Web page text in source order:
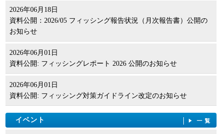
2026年06月18日
資料公開：2026/05 フィッシング報告状況（月次報告書）公開の
お知らせ
2026年06月01日
資料公開: フィッシングレポート 2026 公開のお知らせ
2026年06月01日
資料公開: フィッシング対策ガイドライン改定のお知らせ
イベント 一覧